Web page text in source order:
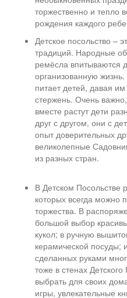
торжественно и тепло
рождения каждого
Детское посольство –
традиций. Народные
ремёсла впитываются
организованную
питает детей, давая
стержень. Очень
вместе растут дети
друг с другом, они с
опыт доверительных
великолепные
из разных стран.
В Детском Посольстве
которых всегда можно
торжества. В
большой выбор
кукол; в ручную
керамической посуды;
сделанных руками
тоже в стенах Детского
выбрать для своих
игры, увлекательные